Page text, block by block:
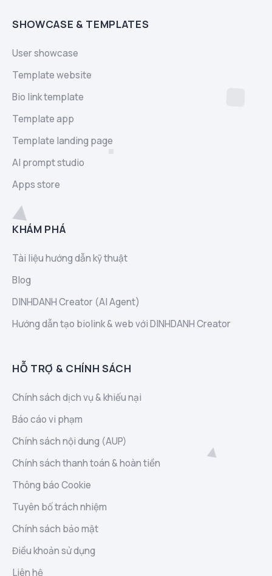
SHOWCASE & TEMPLATES
User showcase
Template website
Bio link template
Template app
Template landing page
AI prompt studio
Apps store
KHÁM PHÁ
Tài liệu hướng dẫn kỹ thuật
Blog
DINHDANH Creator (AI Agent)
Hướng dẫn tạo biolink & web với DINHDANH Creator
HỖ TRỢ & CHÍNH SÁCH
Chính sách dịch vụ & khiếu nại
Báo cáo vi phạm
Chính sách nội dung (AUP)
Chính sách thanh toán & hoàn tiền
Thông báo Cookie
Tuyên bố trách nhiệm
Chính sách bảo mật
Điều khoản sử dụng
Liên hệ